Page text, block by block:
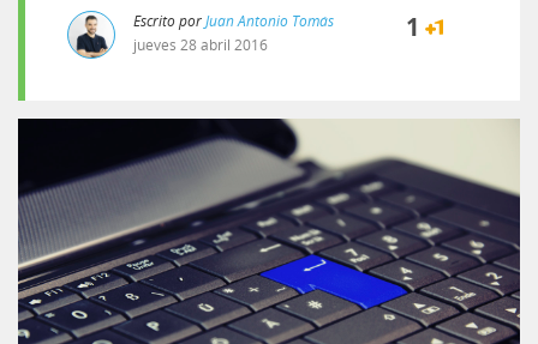
Escrito porJuan Antonio Tomás
jueves 28abril 2016
1